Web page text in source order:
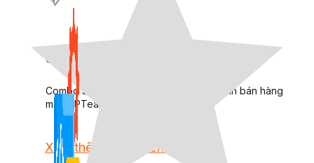
Combo Special
Combo 3 phần mềm tự chọn: chương trình bán hàng
mà ATPTeam triển khai.
Xem thêm phần mềm khác